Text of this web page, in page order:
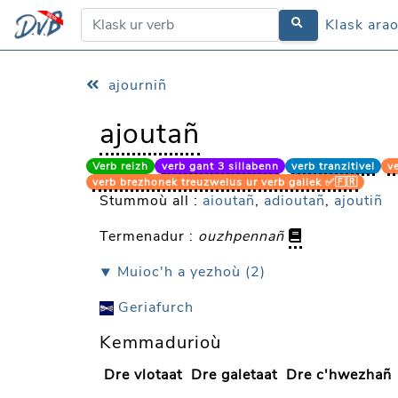
Klask
Klask
ajourniñ
ajoutañ
Verb reizh verb gant 3 sillabenn verb tranzitivel
verb brezhonek treuzwelus ur verb gallek ✅🇫🇷
Stummoù all : aioutañ, adioutañ, ajoutiñ
Termenadur : ouzhpennañ
⯆ Muioc'h a yezhoù (2)
Geriafurch
Kemmadurioù
Dre vlotaat Dre galetaat Dre c'hwezhañ